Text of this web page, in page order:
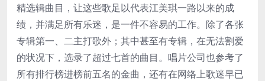
精选辑曲目，让这些歌足以代表江美琪一路以来的成
绩，并满足所有乐迷，是一件不容易的工作。除了各张
专辑第一、二主打歌外；其中甚至有专辑，在无法割爱
的状况下，选录了超过七首的曲目。唱片公司也参考了
所有排行榜进榜前五名的金曲，还有在网络上歌迷早已